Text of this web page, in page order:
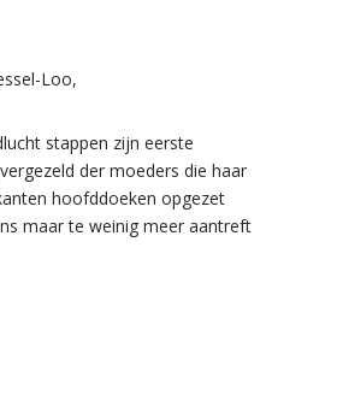
Loo,
stappen zijn eerste
der moeders die haar
hoofddoeken opgezet
maar te weinig meer aantreft